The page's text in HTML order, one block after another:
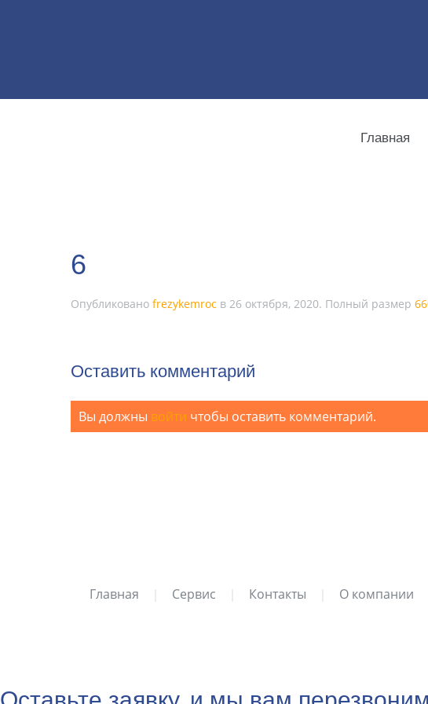
Главная
6
Опубликовано frezykemroc в 26 октября, 2020. Полный размер
Оставить комментарий
Вы должны войти чтобы оставить комментарий.
Главная Сервис Контакты О компании